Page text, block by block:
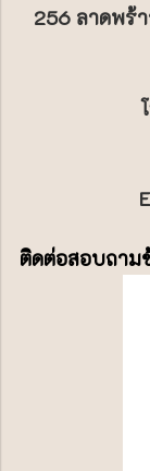
256 ลาดพร้
ติดต่อสอบถาม